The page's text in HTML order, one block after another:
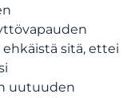
sitä, ettei
uutuuden